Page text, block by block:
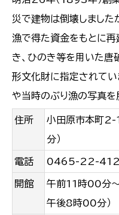
災で建物は倒壊しました
漁で得た資金をもとに再
き、ひのき等を用いた
形文化財に指定されてい
や当時のぶり漁の写真を
住所
小田原市本町2-
分）
電話 0465-22-
開館
午前11時00分～
午後8時00分）